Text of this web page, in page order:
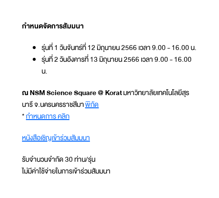
กำหนดจัดการสัมมนา
รุ่นที่ 1 วันจันทร์ที่ 12 มิถุนายน 2566 เวลา 9.00 - 16.00 น.
รุ่นที่ 2 วันอังคารที่ 13 มิถุนายน 2566 เวลา 9.00 - 16.00
น.
ณ NSM Science Square @ Koratมหาวิทยาลัยเทคโนโลยีสุร
นารี จ.นครนครราชสีมาพิกัด
*กำหนดการ คลิก
หนังสือเชิญเข้าร่วมสัมมนา
รับจำนวนจำกัด 30 ท่าน/รุ่น
ไม่มีค่าใช้จ่ายในการเข้าร่วมสัมมนา